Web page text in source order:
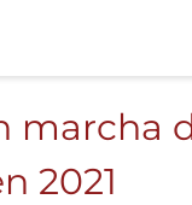
marcha
2021